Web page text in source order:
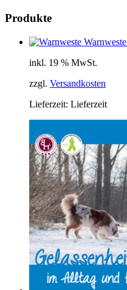
Produkte
Warnweste
inkl. 19 % MwSt.
zzgl. Versandkosten
Lieferzeit: Lieferzeit